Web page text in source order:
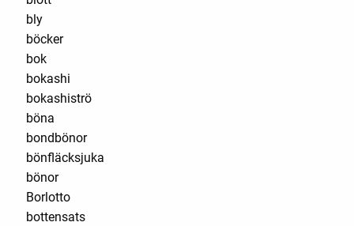
bly
böcker
bok
bokashi
bokashiströ
böna
bondbönor
bönfläcksjuka
bönor
Borlotto
bottensats